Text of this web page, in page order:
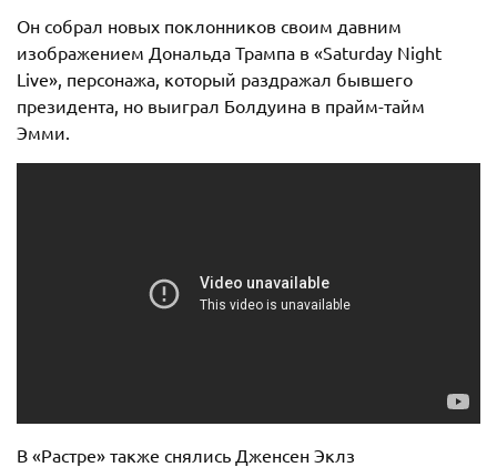
Он собрал новых поклонников своим давним
изображением Дональда Трампа в «Saturday Night
Live», персонажа, который раздражал бывшего
президента, но выиграл Болдуина в прайм-тайм
Эмми.
В «Растре» также снялись Дженсен Эклз